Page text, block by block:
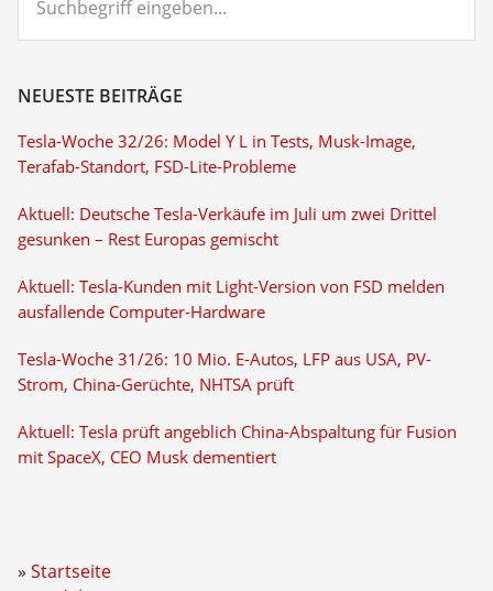
eingeben...
NEUESTE BEITRÄGE
Tesla-Woche 32/26: Model Y L in Tests, Musk-Image,
Terafab-Standort, FSD-Lite-Probleme
Aktuell: Deutsche Tesla-Verkäufe im Juli um zwei Drittel
gesunken – Rest Europas gemischt
Aktuell: Tesla-Kunden mit Light-Version von FSD melden
ausfallende Computer-Hardware
Tesla-Woche 31/26: 10 Mio. E-Autos, LFP aus USA, PV-
Strom, China-Gerüchte, NHTSA prüft
Aktuell: Tesla prüft angeblich China-Abspaltung für Fusion
mit SpaceX, CEO Musk dementiert
Startseite